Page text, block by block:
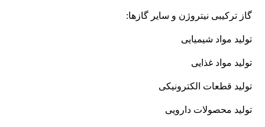
گاز ترکیبی نیتروژن و سایر گازها:
تولید مواد شیمیایی
تولید مواد غذایی
تولید قطعات الکترونیکی
تولید محصولات دارویی